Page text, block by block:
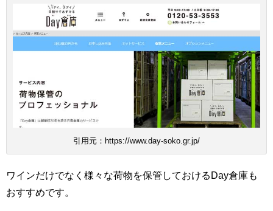
引用元：https://www.day-soko.gr.jp/
ワインだけでなく様々な荷物を保管しておけるDay倉庫も
おすすめです。